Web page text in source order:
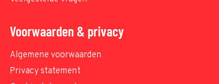
Voorwaarden & privacy
Algemene voorwaarden
Privacy statement